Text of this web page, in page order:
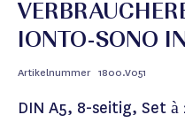
IONTO-SONO
Artikelnummer 1800.V051
DIN A5, 8-seitig, Set à